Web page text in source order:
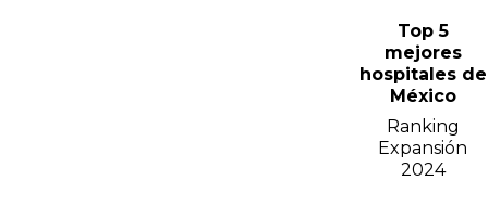
Top 5
mejores
hospitales de
México
Ranking
Expansión
2024